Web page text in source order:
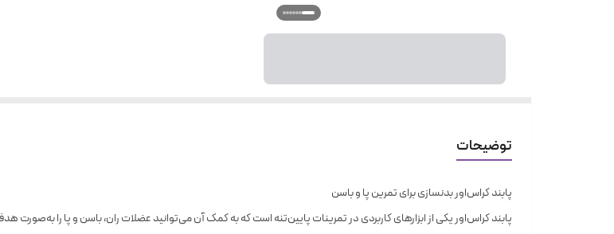
توضیحات
پابند کراس‌اور بدنسازی برای تمرین پا و باسن
پابند کراس‌اور یکی از ابزارهای کاربردی در تمرینات پایین‌تنه است که به کمک آن می‌توانید عضلات ران، باسن و پا را